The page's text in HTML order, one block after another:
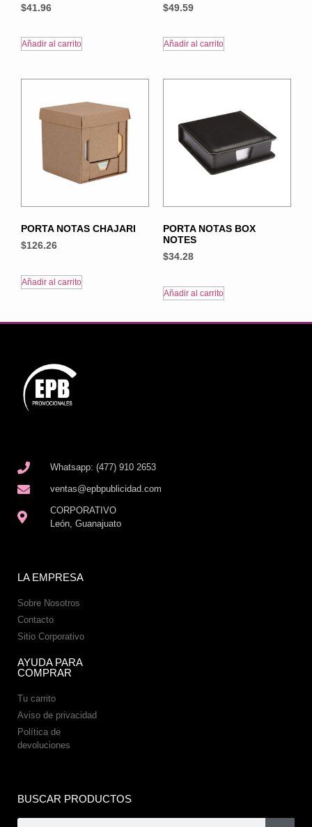
$41.96
Añadir al carrito
$49.59
Añadir al carrito
PORTA NOTAS CHAJARI
$126.26
Añadir al carrito
PORTA NOTAS BOX
NOTES
$34.28
Añadir al carrito
Whatsapp: (477) 910 2653
ventas@epbpublicidad.com
CORPORATIVO
León, Guanajuato
LA EMPRESA
Sobre Nosotros
Contacto
Sitio Corporativo
AYUDA PARA
COMPRAR
Tu carrito
Aviso de privacidad
Política de
devoluciones
BUSCAR PRODUCTOS